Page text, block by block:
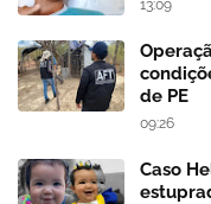
13:09
de PE
09:26
Caso